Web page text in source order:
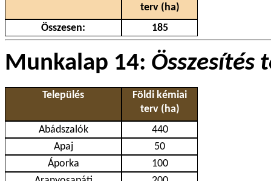
terv (ha)
Összesen:
185
Munkalap 14: Összesítés
Település
Földi kémiai
terv (ha)
Abádszalók
440
Apaj
50
Áporka
100